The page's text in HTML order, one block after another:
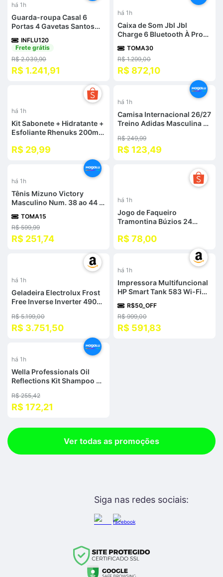
há 1h
Guarda-roupa Casal 6
Portas 4 Gavetas Santos
Alt: 224cm, Prof: 46,3cm
INFLU120
Frete grátis
R$ 2.039,90
R$ 1.241,91
há 1h
Caixa de Som Jbl Jbl
Charge 6 Bluetooth À Prova
TOMA30
R$ 1.299,00
R$ 872,10
há 1h
Kit Sabonete + Hidratante +
Esfoliante Rhenuks 200ml
fragrâncias
R$ 29,99
-51 há 1h
Camisa Internacional 26/27
Treino Adidas Masculina -
R$ 249,99
R$ 123,49
há 1h
Tênis Mizuno Victory
Masculino Num. 38 ao 44 -
TOMA15
R$ 599,99
R$ 251,74
há 1h
Jogo de Faqueiro
Tramontina Búzios 24
Inox
R$ 78,00
há 1h
Geladeira Electrolux Frost
Free Inverse Inverter 490L
Look - 220v
R$ 5.199,00
R$ 3.751,50
- 41 há 1h
Impressora Multifuncional
HP Smart Tank 583 Wi-Fi
Colorida c/ Kit de Tintas -
Bivolt
R$50_OFF
R$ 999,00
R$ 591,83
há 1h
Wella Professionals Oil
Reflections Kit Shampoo +
R$ 255,42
R$ 172,21
Ver todas as promoções
Siga nas redes sociais: